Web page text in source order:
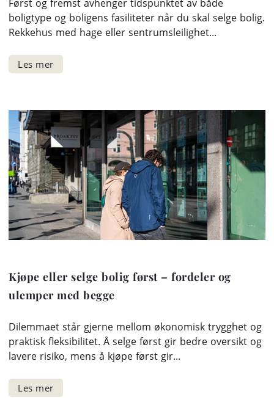
Først og fremst avhenger tidspunktet av både
boligtype og boligens fasiliteter når du skal selge bolig.
Rekkehus med hage eller sentrumsleilighet...
Kjøpe eller selge bolig først – fordeler og
ulemper med begge
Dilemmaet står gjerne mellom økonomisk trygghet og
praktisk fleksibilitet. Å selge først gir bedre oversikt og
lavere risiko, mens å kjøpe først gir...